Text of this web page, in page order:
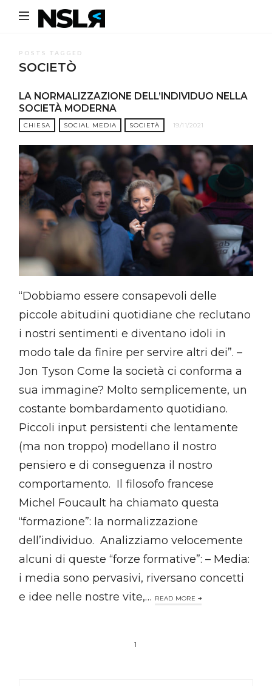
Noi
Siamo
POSTS TAGGED
SOCIETÒ
LA NORMALIZZAZIONE DELL’INDIVIDUO NELLA
SOCIETÀ MODERNA
CHIESA SOCIAL MEDIA SOCIETÀ 19/11/2021
“Dobbiamo essere consapevoli delle
piccole abitudini quotidiane che reclutano
i nostri sentimenti e diventano idoli in
modo tale da finire per servire altri dei”. –
Jon Tyson Come la società ci conforma a
sua immagine? Molto semplicemente, un
costante bombardamento quotidiano.
Piccoli input persistenti che lentamente
(ma non troppo) modellano il nostro
pensiero e di conseguenza il nostro
comportamento. Il filosofo francese
Michel Foucault ha chiamato questa
“formazione”: la normalizzazione
dell’individuo. Analizziamo velocemente
alcuni di queste “forze formative”: – Media:
i media sono pervasivi, riversano concetti
e idee nelle nostre vite,… READ MORE
1